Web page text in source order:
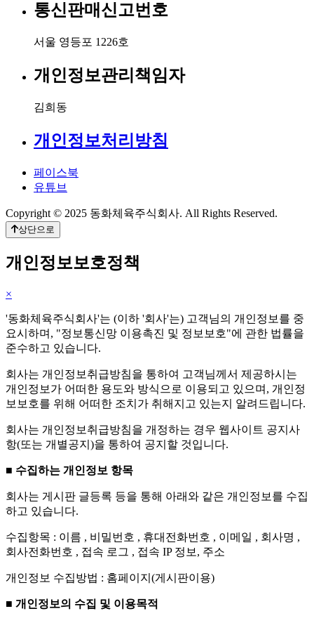
통신판매신고번호
서울 영등포 1226호
개인정보관리책임자
김희동
개인정보처리방침
페이스북
유튜브
Copyright © 2025 동화체육주식회사. All Rights Reserved.
상단으로
개인정보보호정책
×
'동화체육주식회사'는 (이하 '회사'는) 고객님의 개인정보를 중
요시하며, "정보통신망 이용촉진 및 정보보호"에 관한 법률을
준수하고 있습니다.
회사는 개인정보취급방침을 통하여 고객님께서 제공하시는
개인정보가 어떠한 용도와 방식으로 이용되고 있으며, 개인정
보보호를 위해 어떠한 조치가 취해지고 있는지 알려드립니다.
회사는 개인정보취급방침을 개정하는 경우 웹사이트 공지사
항(또는 개별공지)을 통하여 공지할 것입니다.
■ 수집하는 개인정보 항목
회사는 게시판 글등록 등을 통해 아래와 같은 개인정보를 수집
하고 있습니다.
수집항목 : 이름 , 비밀번호 , 휴대전화번호 , 이메일 , 회사명 ,
회사전화번호 , 접속 로그 , 접속 IP 정보, 주소
개인정보 수집방법 : 홈페이지(게시판이용)
■ 개인정보의 수집 및 이용목적